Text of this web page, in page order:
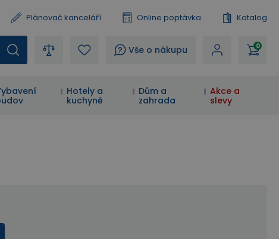
Plánovač kanceláří Online poptávka Katalog
? Vše o nákupu 0
Hotely a
kuchyně
Dům a
zahrada
Akce a
slevy